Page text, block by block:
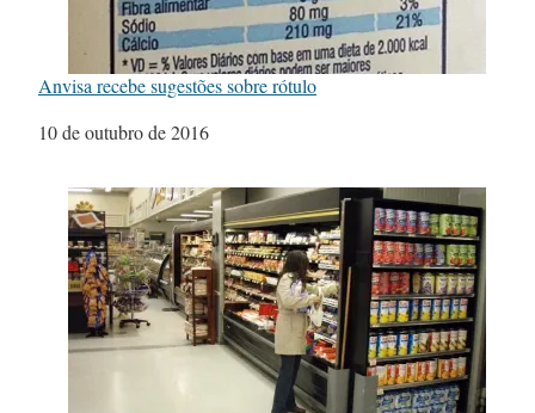
Anvisa recebe sugestões sobre rótulo
Data
10 de outubro de 2016